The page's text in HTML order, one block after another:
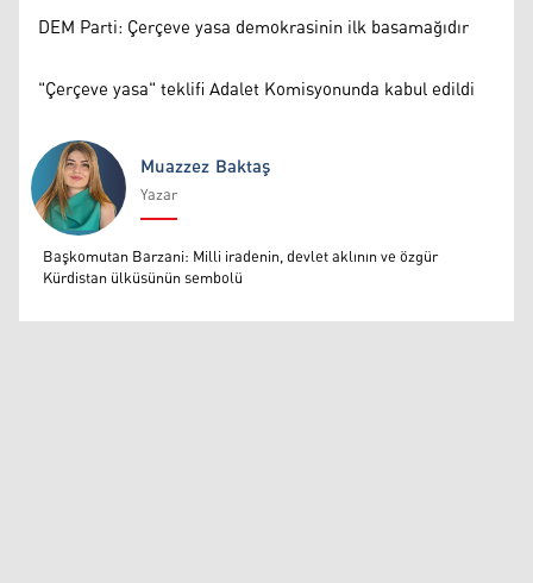
DEM Parti: Çerçeve yasa demokrasinin ilk basamağıdır
"Çerçeve yasa" teklifi Adalet Komisyonunda kabul edildi
Muazzez Baktaş
Muazzez Baktaş
Yazar
Başkomutan Barzani: Milli iradenin, devlet aklının ve özgür
Kürdistan ülküsünün sembolü